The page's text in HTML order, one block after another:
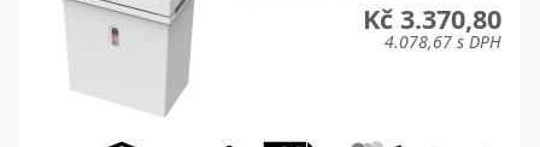
Kč 3.370,80
4.078,67 s DPH